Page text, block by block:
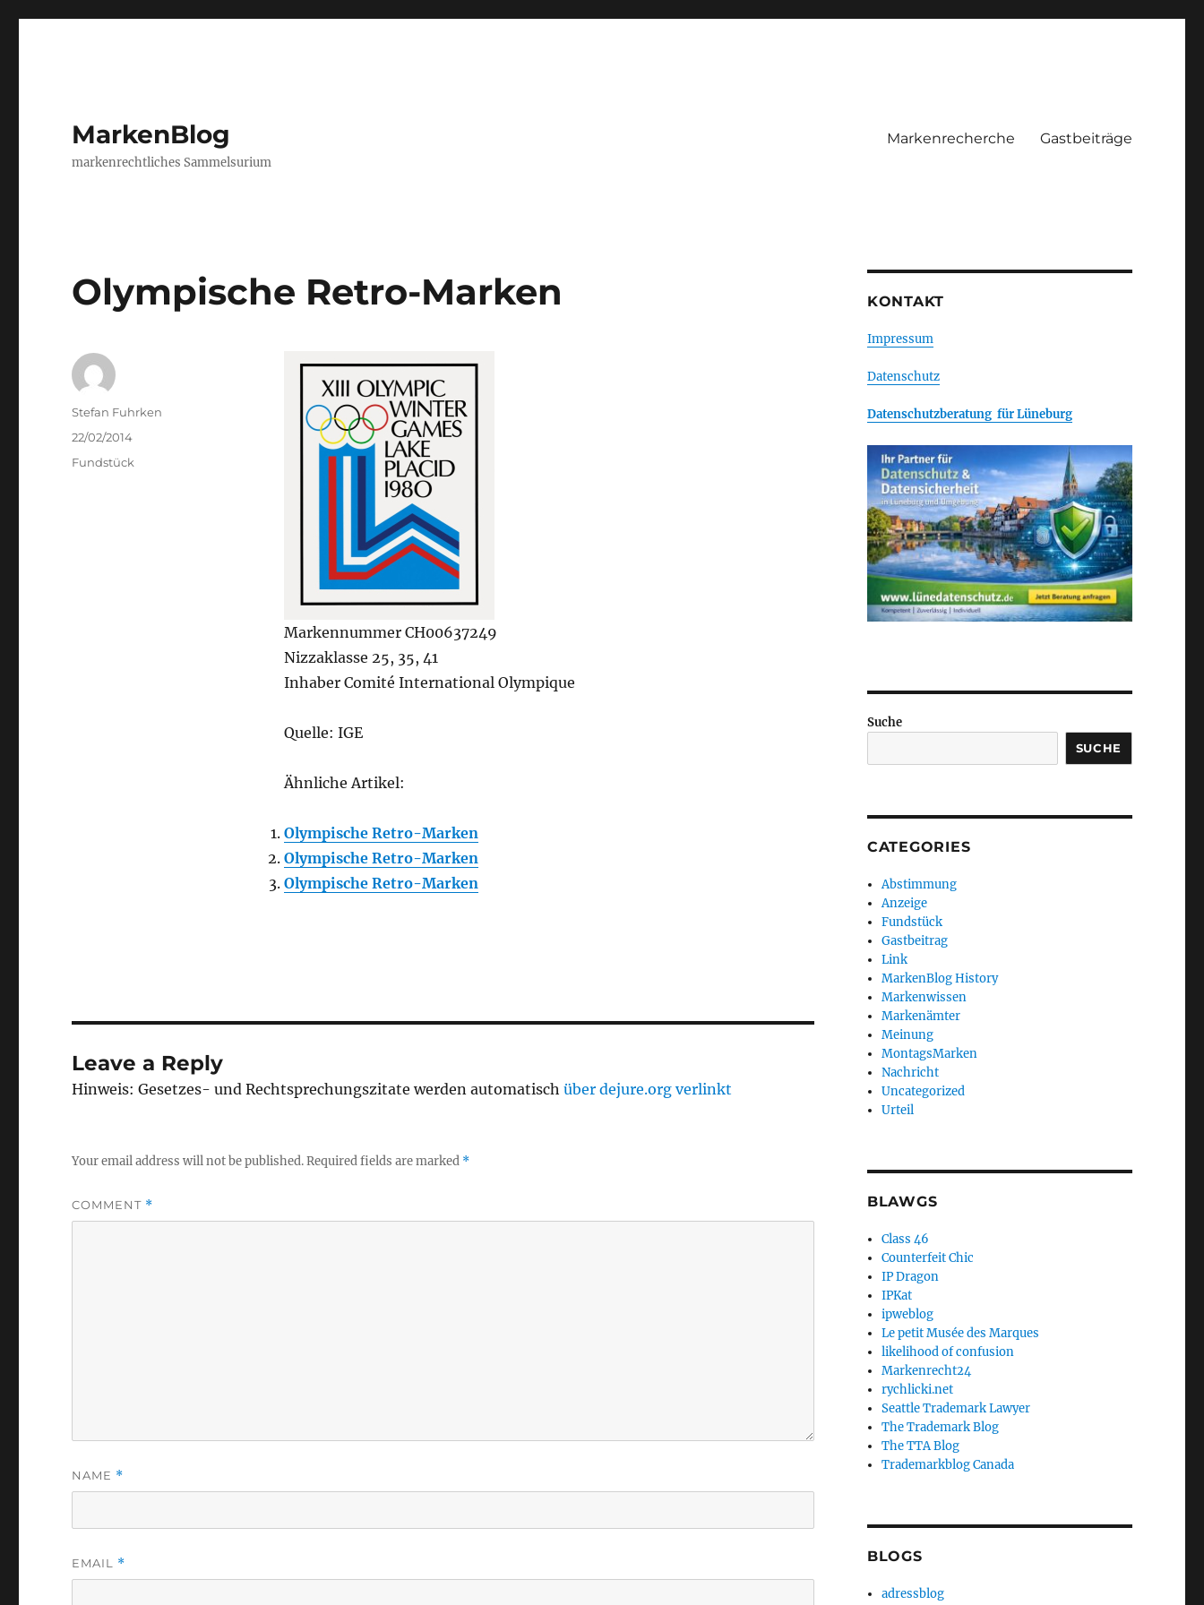
MarkenBlog
markenrechtliches Sammelsurium
Markenrecherche Gastbeiträge
Olympische Retro-Marken
Markennummer CH00637249
Nizzaklasse 25, 35, 41
Inhaber Comité International Olympique
Quelle: IGE
Ähnliche Artikel:
Olympische Retro-Marken
Olympische Retro-Marken
Olympische Retro-Marken
Author
Stefan Fuhrken
Posted
22/02/2014
Categories
Fundstück
Leave a Reply
Hinweis: Gesetzes- und Rechtsprechungszitate werden automatischüber dejure.org verlinkt
Your email address will not be published.Required fields are marked *
COMMENT *
NAME *
EMAIL *
KONTAKT
Impressum
Datenschutz
Datenschutzberatung für Lüneburg
Suche
SUCHE
CATEGORIES
Abstimmung
Anzeige
Fundstück
Gastbeitrag
Link
MarkenBlog History
Markenwissen
Markenämter
Meinung
MontagsMarken
Nachricht
Uncategorized
Urteil
BLAWGS
Class 46
Counterfeit Chic
IP Dragon
IPKat
ipweblog
Le petit Musée des Marques
likelihood of confusion
Markenrecht24
rychlicki.net
Seattle Trademark Lawyer
The Trademark Blog
The TTA Blog
Trademarkblog Canada
BLOGS
adressblog